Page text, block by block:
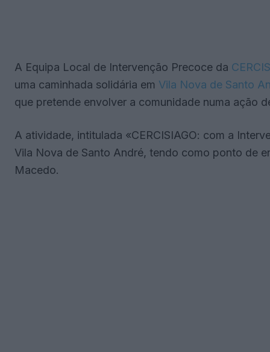
A Equipa Local de Intervenção Precoce da
uma caminhada solidária em Vila Nova de Santo
que pretende envolver a comunidade numa ação
A atividade, intitulada «CERCISIAGO: com a
Vila Nova de Santo André, tendo como ponto de
Macedo.